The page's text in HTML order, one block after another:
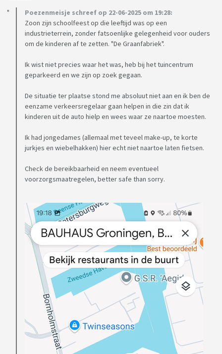
Poezenmeisje schreef op 22-06-2025 om 19:28:
Zoon zijn schoolfeest op die leeftijd was op een
industrieterrein, zonder fatsoenlijke gelegenheid voor ouders
om de kinderen af te zetten. "De Graanfabriek".
Ik wist niet precies waar het was, heb bij het tuincentrum
geparkeerd en we zijn op zoek gegaan.
De situatie ter plaatse stond me absoluut niet aan en ik ben de
eenzame verkeersregelaar gaan helpen in die zin dat ik
kinderen uit de auto hielp en wees waar ze naartoe moesten.
Ik had jongedames (allemaal met teveel make-up, te korte
jurkjes en wiebelhakken) hier echt niet naartoe laten fietsen.
Check de bereikbaarheid en neem eventueel
voorzorgsmaatregelen, better safe than sorry.